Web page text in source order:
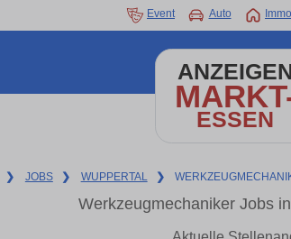
Event Auto Immo
ESSEN
❯ JOBS ❯ WUPPERTAL ❯
Werkzeugmechaniker Jobs